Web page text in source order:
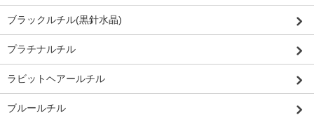
ブラックルチル(黒針水晶)
プラチナルチル
ラビットヘアールチル
ブルールチル